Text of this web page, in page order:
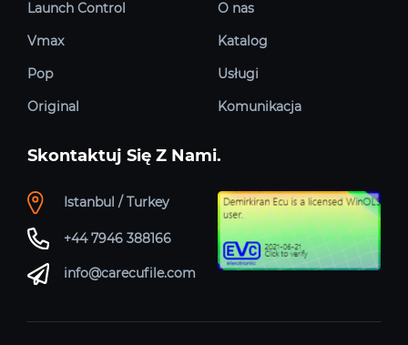
Launch Control
Vmax
Pop
Original
O nas
Katalog
Usługi
Komunikacja
Skontaktuj Się Z Nami.
Istanbul / Turkey
+44 7946 388166
info@carecufile.com